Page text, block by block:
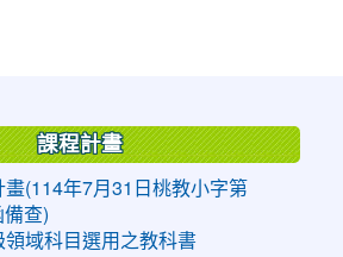
課程計畫
(114年7月31日桃教小字第
查)
領域科目選用之教科書